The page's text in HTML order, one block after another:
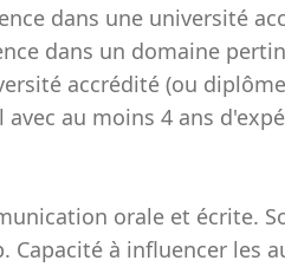
dans une université
dans un domaine
accrédité (ou
au moins 4 ans
orale et écrite.
Capacité à influencer les